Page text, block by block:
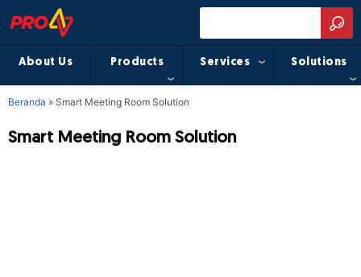
About Us Products Services Solutions
Beranda » Smart Meeting Room Solution
Smart Meeting Room Solution